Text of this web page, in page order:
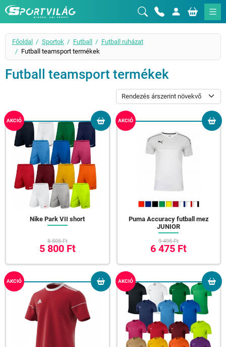
Sportvilág
Főoldal Sportok Futball
Futball ruházat
Futball teamsport termékek
Futball teamsport termékek
AKCIÓ
Nike Park VII short
8 505 Ft
5 800 Ft
AKCIÓ
Puma Accuracy futball mez
JUNIOR
9 495 Ft
6 475 Ft
AKCIÓ AKCIÓ